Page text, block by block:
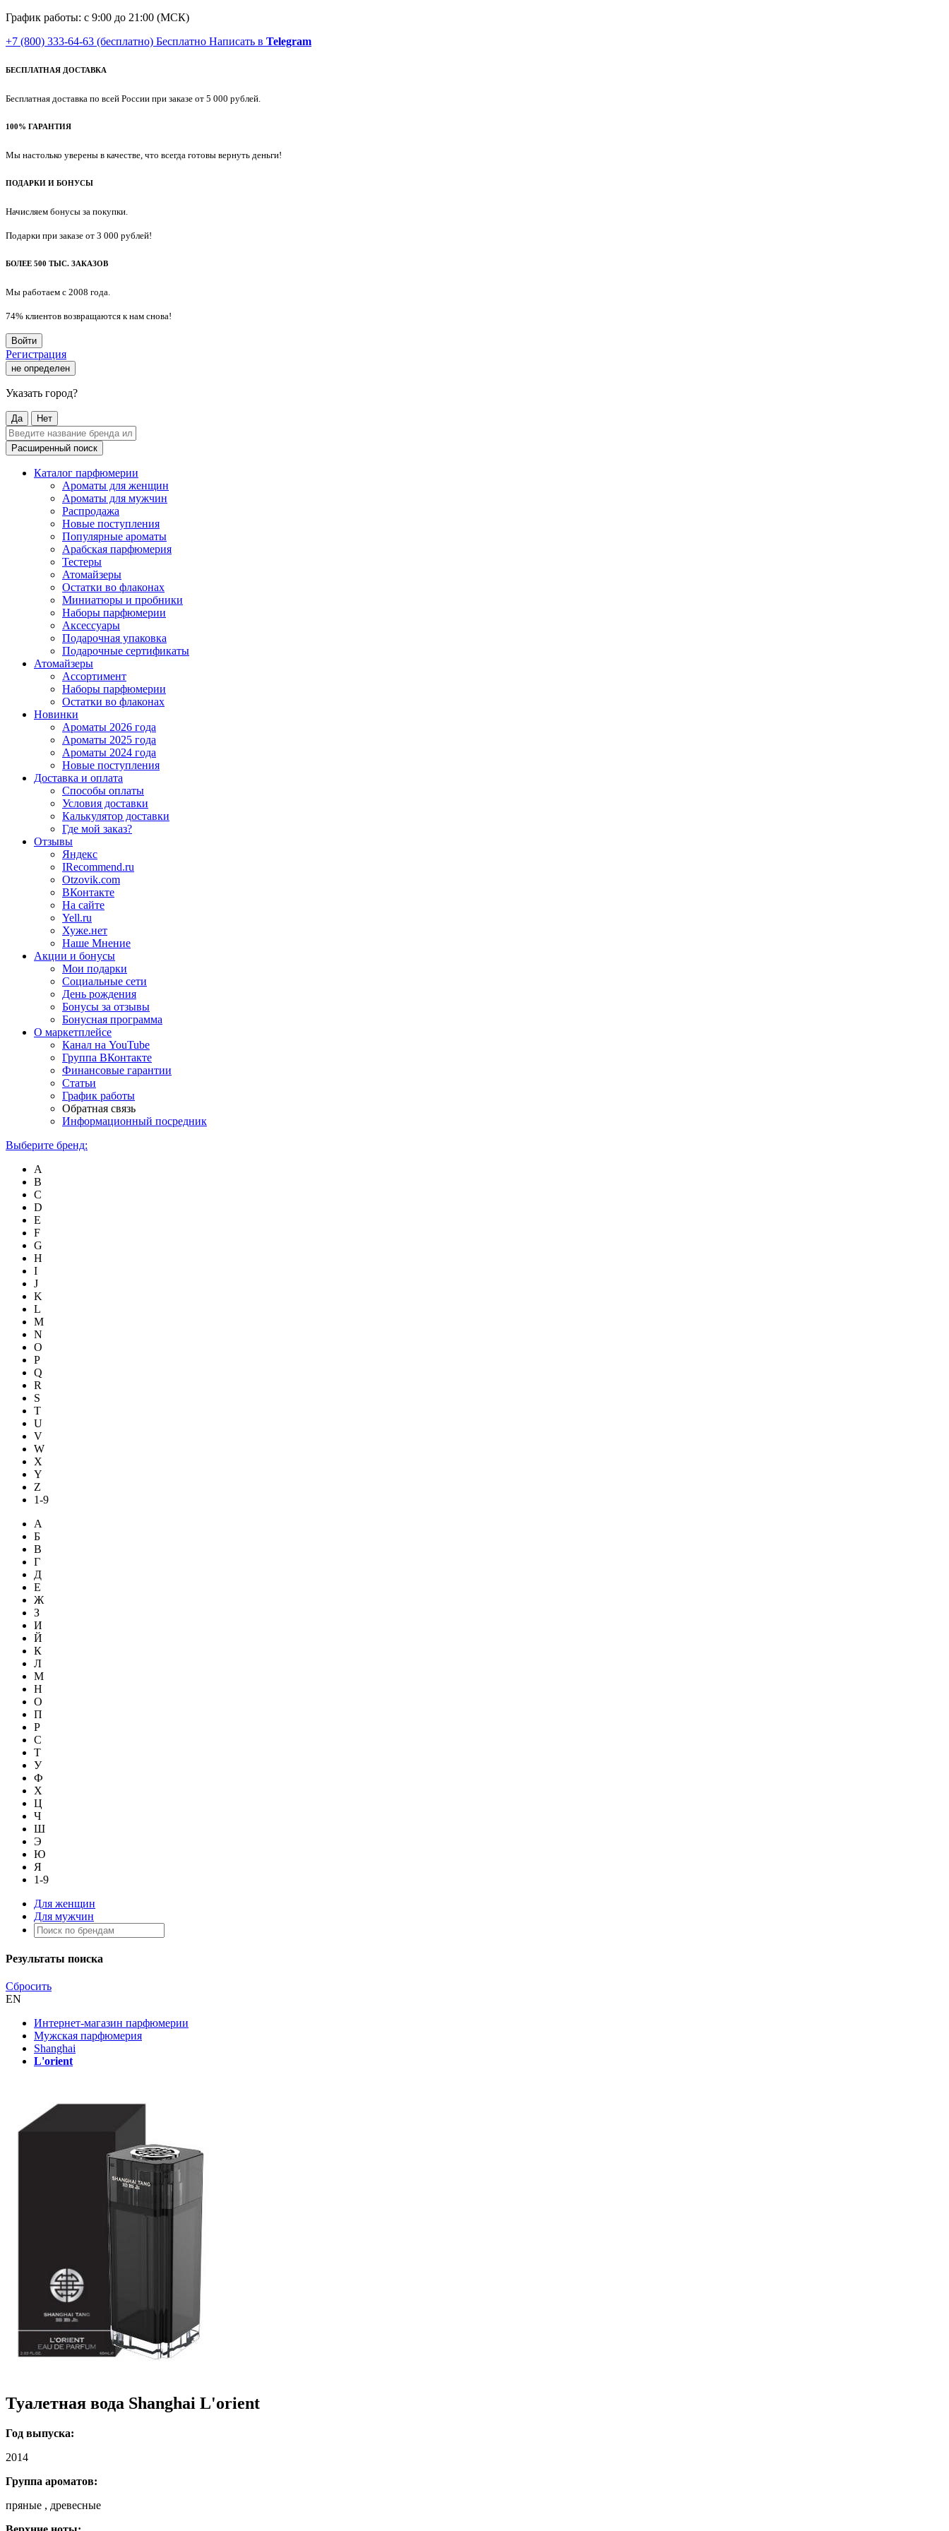
График работы: с 9:00 до 21:00 (МСК)
+7 (800) 333-64-63 (бесплатно) Бесплатно Написать в Telegram
БЕСПЛАТНАЯ ДОСТАВКА
Бесплатная доставка по всей России при заказе от 5 000 рублей.
100% ГАРАНТИЯ
Мы настолько уверены в качестве, что всегда готовы вернуть деньги!
ПОДАРКИ И БОНУСЫ
Начисляем бонусы за покупки.
Подарки при заказе от 3 000 рублей!
БОЛЕЕ 500 ТЫС. ЗАКАЗОВ
Мы работаем с 2008 года.
74% клиентов возвращаются к нам снова!
Войти
Регистрация
не определен
Указать город?
Да Нет
Расширенный поиск
Каталог парфюмерии
Ароматы для женщин
Ароматы для мужчин
Распродажа
Новые поступления
Популярные ароматы
Арабская парфюмерия
Тестеры
Атомайзеры
Остатки во флаконах
Миниатюры и пробники
Наборы парфюмерии
Аксессуары
Подарочная упаковка
Подарочные сертификаты
Атомайзеры
Ассортимент
Наборы парфюмерии
Остатки во флаконах
Новинки
Ароматы 2026 года
Ароматы 2025 года
Ароматы 2024 года
Новые поступления
Доставка и оплата
Способы оплаты
Условия доставки
Калькулятор доставки
Где мой заказ?
Отзывы
Яндекс
IRecommend.ru
Otzovik.com
ВКонтакте
На сайте
Yell.ru
Хуже.нет
Наше Мнение
Акции и бонусы
Мои подарки
Социальные сети
День рождения
Бонусы за отзывы
Бонусная программа
О маркетплейсе
Канал на YouTube
Группа ВКонтакте
Финансовые гарантии
Статьи
График работы
Обратная связь
Информационный посредник
Выберите бренд:
A
B
C
D
E
F
G
H
I
J
K
L
M
N
O
P
Q
R
S
T
U
V
W
X
Y
Z
1-9
А
Б
В
Г
Д
Е
Ж
З
И
Й
К
Л
М
Н
О
П
Р
С
Т
У
Ф
Х
Ц
Ч
Ш
Э
Ю
Я
1-9
Для женщин
Для мужчин
Результаты поиска
Сбросить
EN
Интернет-магазин парфюмерии
Мужская парфюмерия
Shanghai
L'orient
Туалетная вода Shanghai L'orient
Год выпуска:
2014
Группа ароматов:
пряные , древесные